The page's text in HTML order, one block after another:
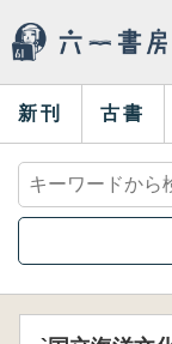
新刊 古書